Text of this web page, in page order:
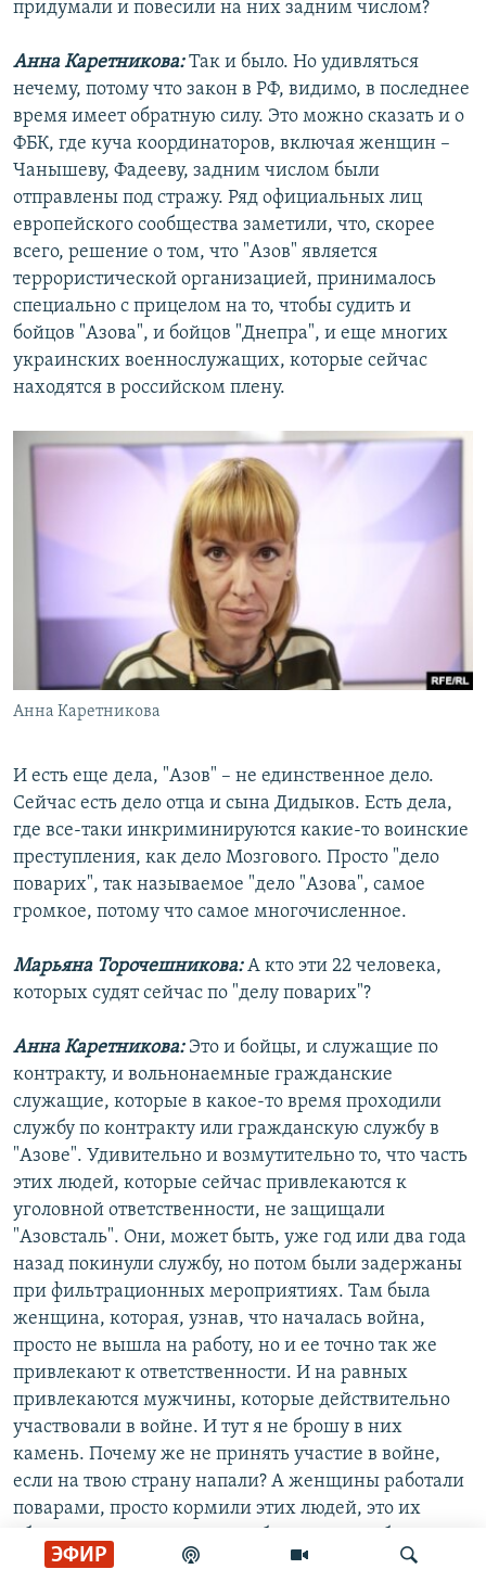
ЭФИР
придумали и повесили на них задним числом?
Анна Каретникова:Так и было. Но удивляться
нечему, потому что закон в РФ, видимо, в последнее
время имеет обратную силу. Это можно сказать и о
ФБК, где куча координаторов, включая женщин –
Чанышеву, Фадееву, задним числом были
отправлены под стражу. Ряд официальных лиц
европейского сообщества заметили, что, скорее
всего, решение о том, что "Азов" является
террористической организацией, принималось
специально с прицелом на то, чтобы судить и
бойцов "Азова", и бойцов "Днепра", и еще многих
украинских военнослужащих, которые сейчас
находятся в российском плену.
Анна Каретникова
И есть еще дела, "Азов" – не единственное дело.
Сейчас есть дело отца и сына Дидыков. Есть дела,
где все-таки инкриминируются какие-то воинские
преступления, как дело Мозгового. Просто "дело
поварих", так называемое "дело "Азова", самое
громкое, потому что самое многочисленное.
Марьяна Торочешникова:А кто эти 22 человека,
которых судят сейчас по "делу поварих"?
Анна Каретникова: Это и бойцы, и служащие по
контракту, и вольнонаемные гражданские
служащие, которые в какое-то время проходили
службу по контракту или гражданскую службу в
"Азове". Удивительно и возмутительно то, что часть
этих людей, которые сейчас привлекаются к
уголовной ответственности, не защищали
"Азовсталь". Они, может быть, уже год или два года
назад покинули службу, но потом были задержаны
при фильтрационных мероприятиях. Там была
женщина, которая, узнав, что началась война,
просто не вышла на работу, но и ее точно так же
привлекают к ответственности. И на равных
привлекаются мужчины, которые действительно
участвовали в войне. И тут я не брошу в них
камень. Почему же не принять участие в войне,
если на твою страну напали? А женщины работали
поварами, просто кормили этих людей, это их
обязанность. Это же совсем безумие! Их обвинили в
том, что они террористы, и в том, что они пытались